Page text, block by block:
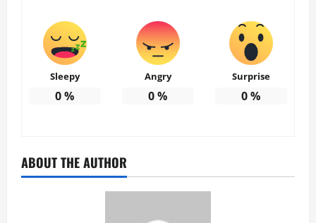
Sleepy
0%
Angry
0%
Surprise
0%
ABOUT THE AUTHOR